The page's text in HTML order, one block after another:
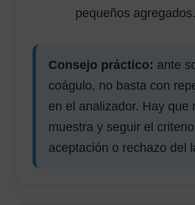
pequeños agregados.
Consejo práctico: ante
coágulo, no basta con
en el analizador. Hay que
muestra y seguir el
aceptación o rechazo del